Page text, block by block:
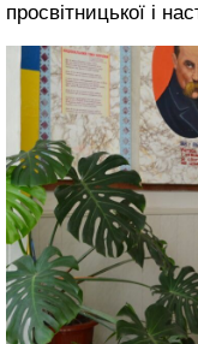
просвітницької і